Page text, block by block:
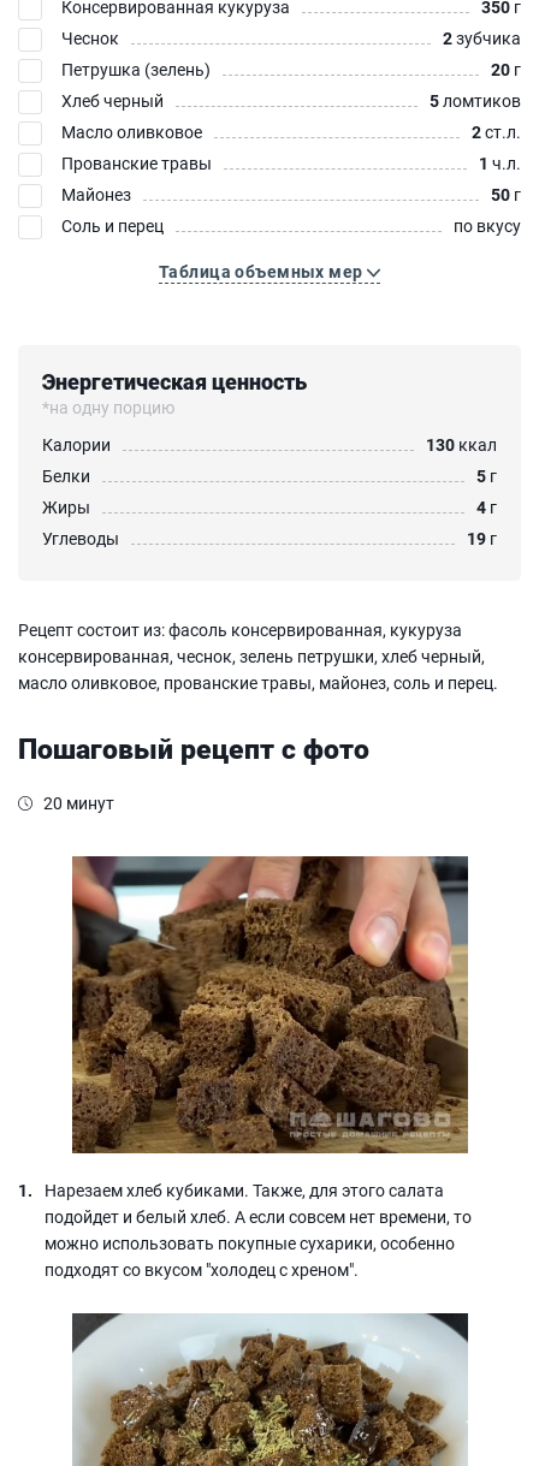
Консервированная кукуруза
350 г
Чеснок
2зубчика
Петрушка (зелень)
20 г
Хлеб черный
5ломтиков
Масло оливковое
2ст.л.
Прованские травы
1 ч.л.
Майонез
50 г
Соль и перец
по вкусу
Таблица объемных мер
Энергетическая ценность
*на одну порцию
Калории
130 ккал
Белки
5 г
Жиры
4 г
Углеводы
19 г
Рецепт состоит из: фасоль консервированная, кукуруза
консервированная, чеснок, зелень петрушки, хлеб черный,
масло оливковое, прованские травы, майонез, соль и перец.
Пошаговый рецепт с фото
20 минут
Нарезаем хлеб кубиками. Также, для этого салата
подойдет и белый хлеб. А если совсем нет времени, то
можно использовать покупные сухарики, особенно
подходят со вкусом "холодец с хреном".